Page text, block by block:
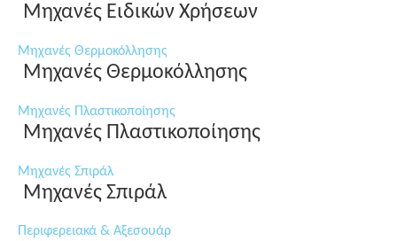
Μηχανές Ειδικών Χρήσεων
Μηχανές Θερμοκόλλησης
Μηχανές Θερμοκόλλησης
Μηχανές Πλαστικοποίησης
Μηχανές Πλαστικοποίησης
Μηχανές Σπιράλ
Μηχανές Σπιράλ
Περιφερειακά & Αξεσουάρ